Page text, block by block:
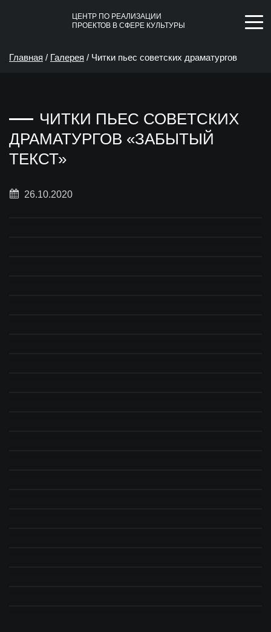
ЦЕНТР ПО РЕАЛИЗАЦИИ
ПРОЕКТОВ В СФЕРЕ КУЛЬТУРЫ
Главная / Галерея / Читки пьес советских драматургов
ЧИТКИ ПЬЕС СОВЕТСКИХ
ДРАМАТУРГОВ «ЗАБЫТЫЙ
ТЕКСТ»
26.10.2020